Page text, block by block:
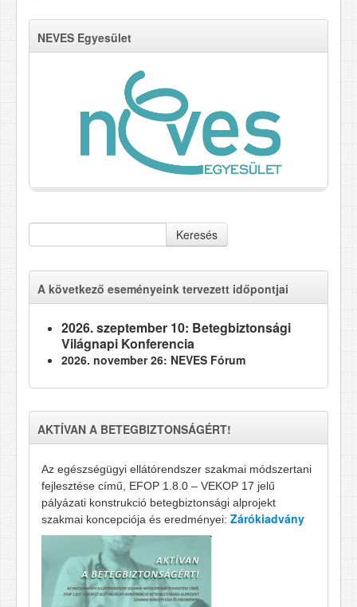
NEVES Egyesület
Keresés
A következő eseményeink tervezett időpontjai
2026. szeptember 10: Betegbiztonsági
Világnapi Konferencia
2026. november 26: NEVES Fórum
AKTÍVAN A BETEGBIZTONSÁGÉRT!
Az egészségügyi ellátórendszer szakmai módszertani
fejlesztése című, EFOP 1.8.0 – VEKOP 17 jelű
pályázati konstrukció betegbiztonsági alprojekt
szakmai koncepciója és eredményei: Zárókiadvány